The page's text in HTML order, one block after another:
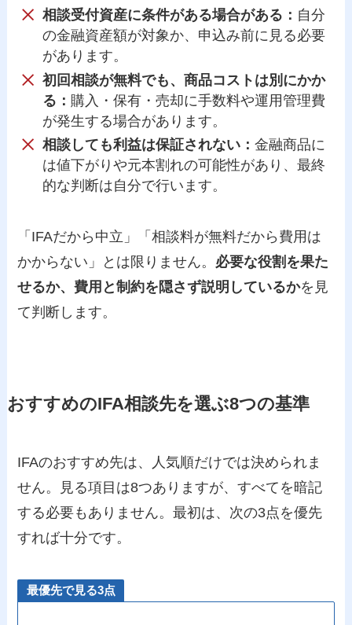
相談受付資産に条件がある場合がある： 自分
の金融資産額が対象か、申込み前に見る必要
があります。
初回相談が無料でも、商品コストは別にかか
る： 購入・保有・売却に手数料や運用管理費
が発生する場合があります。
相談しても利益は保証されない： 金融商品に
は値下がりや元本割れの可能性があり、最終
的な判断は自分で行います。
「IFAだから中立」「相談料が無料だから費用は
かからない」とは限りません。 必要な役割を果た
せるか、費用と制約を隠さず説明しているかを見
て判断します。
おすすめのIFA相談先を選ぶ8つの基準
IFAのおすすめ先は、人気順だけでは決められま
せん。見る項目は8つありますが、すべてを暗記
する必要もありません。最初は、次の3点を優先
すれば十分です。
最優先で見る3点